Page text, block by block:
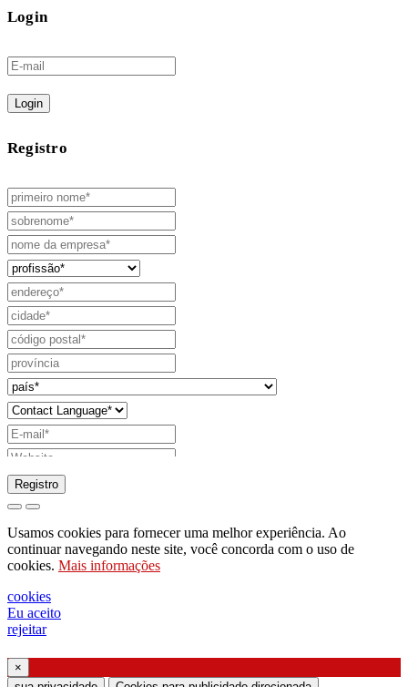
Login
Login
Registro
pedido para enviar catálogo
pedido para ser contactado pelo seu
representante de vendas
pedido de suporte ou projeto de iluminação
Solicitação de webinar ou treinamento sobre
Registro
Usamos cookies para fornecer uma melhor experiência. Ao
continuar navegando neste site, você concorda com o uso de
cookies. Mais informações
cookies
Eu aceito
rejeitar
×